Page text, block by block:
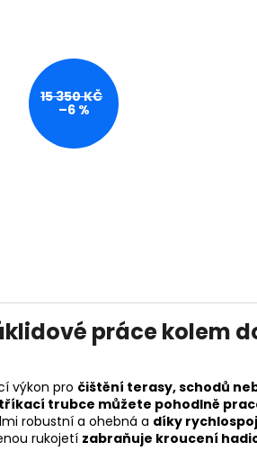
15 350 KČ
–6 %
práce kolem
výkon pro čištění terasy, schodů
trubce můžete pohodlně
robustní a ohebná a díky
rukojetí zabraňuje kroucení